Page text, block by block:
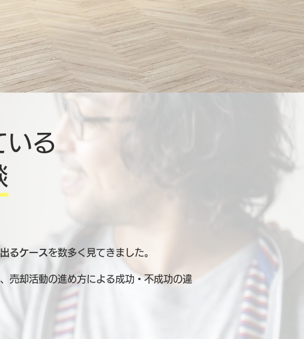
いる
るケースを数多く見てきました。
売却活動の進め方による成功・不成功の違